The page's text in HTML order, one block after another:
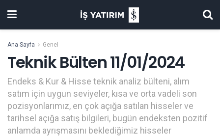
Ana Sayfa Genel
Teknik Bülten 11/01/2024
Endeks & Kur & Hisse teknik analiz bülteni, alım
satım için uygun seviyeler, kısa ve orta vadeli son
pozisyonlarımız, en çok açığa satılan hisseler ve
tarihsel açığa satış bilgileri, bugün endeksten pozitif
anlamda ayrışmasını beklediğimiz hisseler